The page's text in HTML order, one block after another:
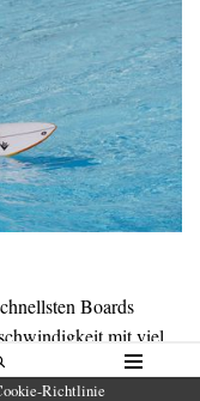
Boards
mit viel
Carves. Wer ein
Wert auf Stabilität
Richtlinie